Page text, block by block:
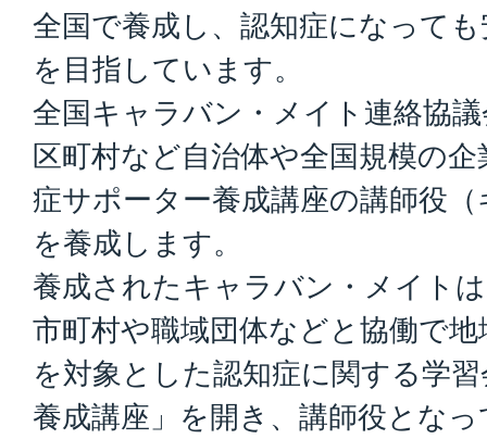
全国で養成し、認知症になって
を目指しています。
全国キャラバン・メイト連絡協
区町村など自治体や全国規模の
症サポーター養成講座の講師役
を養成します。
養成されたキャラバン・メイト
市町村や職域団体などと協働で
を対象とした認知症に関する学
養成講座」を開き、講師役とな